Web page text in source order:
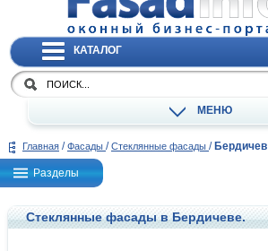
КАТАЛОГ
МЕНЮ
Главная / Фасады / Стеклянные фасады / Бердичев
Разделы
Стеклянные фасады в Бердичеве.